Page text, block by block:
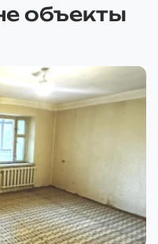
объекты